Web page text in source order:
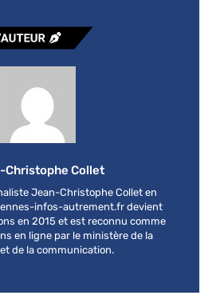
Christophe Collet
Jean-Christophe Collet en
infos-autrement.fr devient
en 2015 et est reconnu comme
en ligne par le ministère de la
de la communication.